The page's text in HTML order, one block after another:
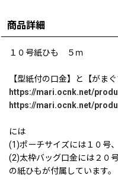
商品詳細
１０号紙ひも ５ｍ
【型紙付の口金】と【がま
https://mari.ocnk.net/
https://mari.ocnk.net/
には
(1)ポーチサイズには１０号、
(2)太枠バッグ口金には２０
の紙ひもが付属しています。